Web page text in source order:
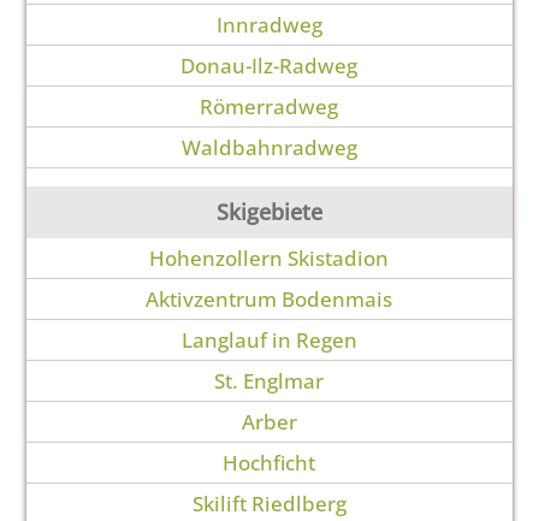
Innradweg
Donau-Ilz-Radweg
Römerradweg
Waldbahnradweg
Skigebiete
Hohenzollern Skistadion
Aktivzentrum Bodenmais
Langlauf in Regen
St. Englmar
Arber
Hochficht
Skilift Riedlberg